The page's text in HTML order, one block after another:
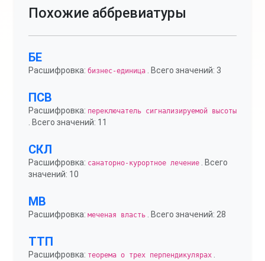
Похожие аббревиатуры
БЕ
Расшифровка: бизнес-единица . Всего значений: 3
ПСВ
Расшифровка: переключатель сигнализируемой высоты
. Всего значений: 11
СКЛ
Расшифровка: санаторно-курортное лечение . Всего
значений: 10
МВ
Расшифровка: меченая власть . Всего значений: 28
ТТП
Расшифровка: теорема о трех перпендикулярах